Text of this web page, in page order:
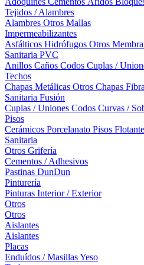
Tejidos / Alambres
Alambres Otros Mallas
Impermeabilizantes
Asfálticos Hidrófugos Otros
Sanitaria PVC
Anillos Caños Codos Cuplas /
Techos
Chapas Metálicas Otros Chapas
Sanitaria Fusión
Cuplas / Uniones Codos Curvas /
Pisos
Cerámicos Porcelanato Pisos
Sanitaria
Otros Grifería
Cementos / Adhesivos
Pastinas DunDun
Pinturería
Pinturas Interior / Exterior
Otros
Otros
Aislantes
Aislantes
Placas
Enduídos / MasillasYeso